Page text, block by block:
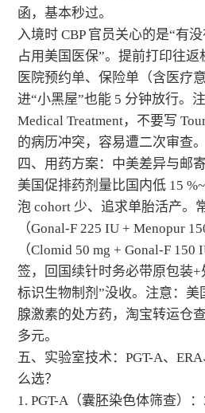
函，基本秒过。
入境时 CBP 官员关心的是“有
占用美国医保”。提前打印往返
医院预约单、保险单（含医疗
进“小黑屋”也能 5 分钟放行。
Medical Treatment，不要写
的病历冲突，容易遭二次审查。
四、用药方案：中美差异与邮
美国促排药剂量比国内低 15
泡 cohort 少、追求单胎活产。
（Gonal-F 225 IU + Menopur
（Clomid 50 mg + Gonal-F
签，回国续针时务必带原包装
标识生物制剂”没收。注意：
腺激素的处方药，淘宝转运仓
多元。
五、实验室技术：PGT-A、
么选？
1. PGT-A（囊胚染色体筛查）